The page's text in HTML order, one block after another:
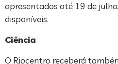
apresentados até 19 de
disponíveis.
Ciência
O Riocentro receberá